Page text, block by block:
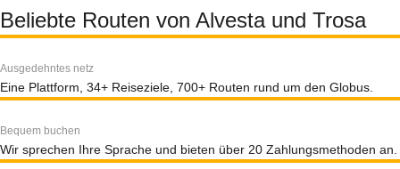
Beliebte Routen von Alvesta und Trosa
Ausgedehntes netz
Eine Plattform, 34+ Reiseziele, 700+ Routen rund um den Globus.
Bequem buchen
Wir sprechen Ihre Sprache und bieten über 20 Zahlungsmethoden an.